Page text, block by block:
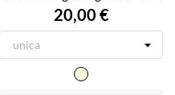
20,00 €
Beige